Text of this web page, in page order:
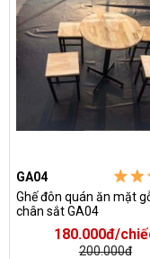
GA04
Ghế đôn quán ăn mặt
chân sắt GA04
180.000đ/
200.000đ